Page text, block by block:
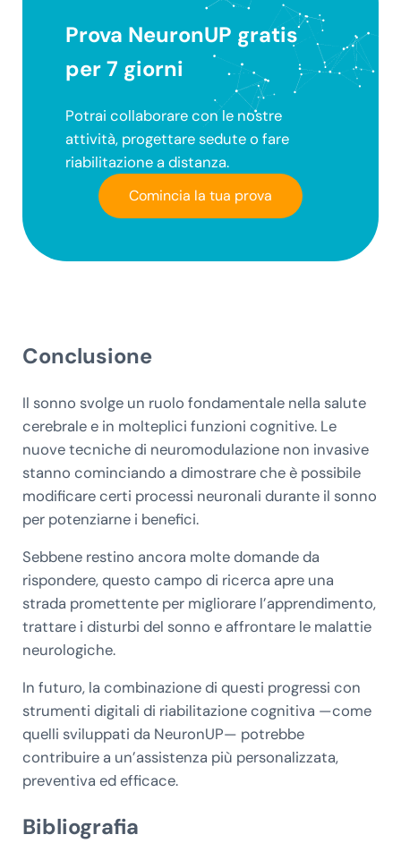
Prova NeuronUP gratis
per 7 giorni
Potrai collaborare con le nostre
attività, progettare sedute o fare
riabilitazione a distanza.
Comincia la tua prova
Conclusione
Il sonno svolge un ruolo fondamentale nella salute
cerebrale e in molteplici funzioni cognitive. Le
nuove tecniche di neuromodulazione non invasive
stanno cominciando a dimostrare che è possibile
modificare certi processi neuronali durante il sonno
per potenziarne i benefici.
Sebbene restino ancora molte domande da
rispondere, questo campo di ricerca apre una
strada promettente per migliorare l’apprendimento,
trattare i disturbi del sonno e affrontare le malattie
neurologiche.
In futuro, la combinazione di questi progressi con
strumenti digitali di riabilitazione cognitiva —come
quelli sviluppati da NeuronUP— potrebbe
contribuire a un’assistenza più personalizzata,
preventiva ed efficace.
Bibliografia